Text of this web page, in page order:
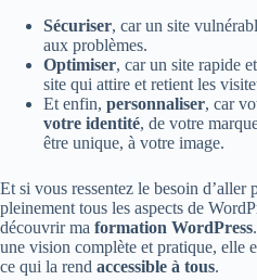
Sécuriser, car un site
aux problèmes.
Optimiser, car un site rapide
site qui attire et retient les
Et enfin, personnaliser, car
votre identité, de votre
être unique, à votre image.
Et si vous ressentez le besoin d’aller
pleinement tous les aspects de
découvrir ma formation WordPress
une vision complète et pratique, elle
ce qui la rend accessible à tous.